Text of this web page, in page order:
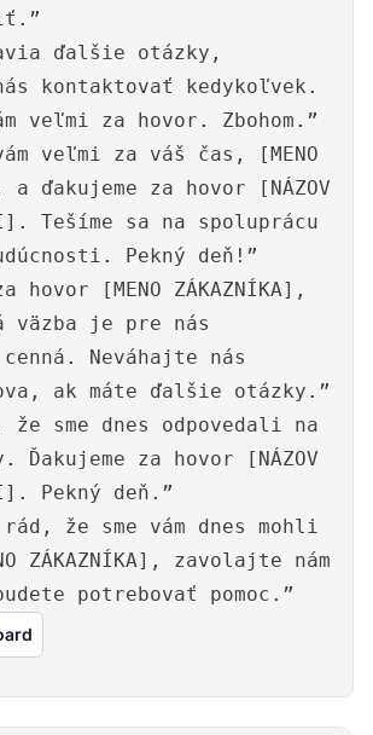
ďalšie otázky,
kontaktovať kedykoľvek.
veľmi za hovor. Zbohom.”
veľmi za váš čas, [MENO
a ďakujeme za hovor [NÁZOV
Tešíme sa na spoluprácu
Pekný deň!”
hovor [MENO ZÁKAZNÍKA],
väzba je pre nás
cenná. Neváhajte nás
ak máte ďalšie otázky.”
že sme dnes odpovedali na
Ďakujeme za hovor [NÁZOV
Pekný deň.”
rád, že sme vám dnes mohli
ZÁKAZNÍKA], zavolajte nám
potrebovať pomoc.”